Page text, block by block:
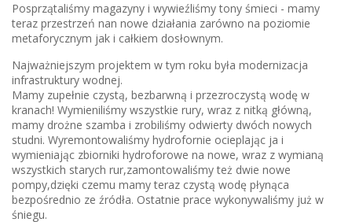
Posprzątaliśmy magazyny i wywieźliśmy tony śmieci - mamy
teraz przestrzeń nan nowe działania zarówno na poziomie
metaforycznym jak i całkiem dosłownym.
Najważniejszym projektem w tym roku była modernizacja
infrastruktury wodnej.
Mamy zupełnie czystą, bezbarwną i przezroczystą wodę w
kranach! Wymieniliśmy wszystkie rury, wraz z nitką główną,
mamy drożne szamba i zrobiliśmy odwierty dwóch nowych
studni. Wyremontowaliśmy hydrofornie ocieplając ja i
wymieniając zbiorniki hydroforowe na nowe, wraz z wymianą
wszystkich starych rur,zamontowaliśmy też dwie nowe
pompy,dzięki czemu mamy teraz czystą wodę płynąca
bezpośrednio ze źródła. Ostatnie prace wykonywaliśmy już w
śniegu.